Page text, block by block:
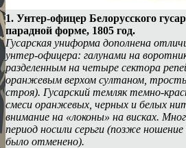
1. Унтер-офицер Белорусского
парадной форме, 1805 год.
Гусарская униформа дополнена
унтер-офицера: галунами на
разделенным на четыре сектора
оранжевым верхом султаном,
строя). Гусарский темляк темно-
смеси оранжевых, черных и белых
внимание на «локоны» на висках.
период носили серьги (позже ношение
было отменено).